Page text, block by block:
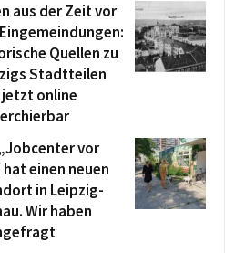
aus der Zeit vor
Quellen zu
Stadtteilen
online
vor
hat einen neuen
in Leipzig-
Wir haben